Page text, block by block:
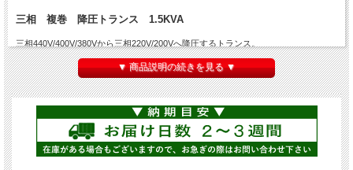
三相 複巻 降圧トランス 1.5KVA
三相440V/400V/380Vから三相220V/200Vへ降圧するトランス。
三相では最もよく売れている製品です。こちらの商品の容量は1.5KVA(1500VA)
▼ 商品説明の続きを見る ▼